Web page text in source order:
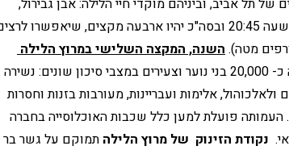
מטה).
ממסגרות לימודיות, קשיי קליטה, קשיים חברתיים, התמכרות לסמים ולאלכוהול, אלימות ועבריינות, מעורבות בזנות וחסרות
נקודת הזינוק  של מרוץ הלילה